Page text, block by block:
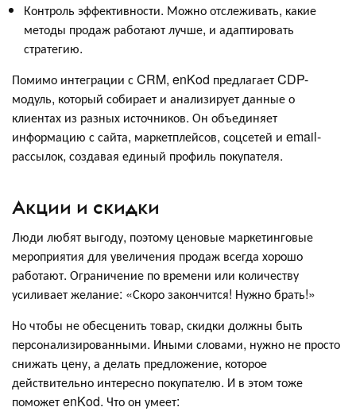
Контроль эффективности. Можно отслеживать, какие
методы продаж работают лучше, и адаптировать
стратегию.
Помимо интеграции с CRM, enKod предлагает CDP-
модуль, который собирает и анализирует данные о
клиентах из разных источников. Он объединяет
информацию с сайта, маркетплейсов, соцсетей и email-
рассылок, создавая единый профиль покупателя.
Акции и скидки
Люди любят выгоду, поэтому ценовые маркетинговые
мероприятия для увеличения продаж всегда хорошо
работают. Ограничение по времени или количеству
усиливает желание: «Скоро закончится! Нужно брать!»
Но чтобы не обесценить товар, скидки должны быть
персонализированными. Иными словами, нужно не просто
снижать цену, а делать предложение, которое
действительно интересно покупателю. И в этом тоже
поможет enKod. Что он умеет: